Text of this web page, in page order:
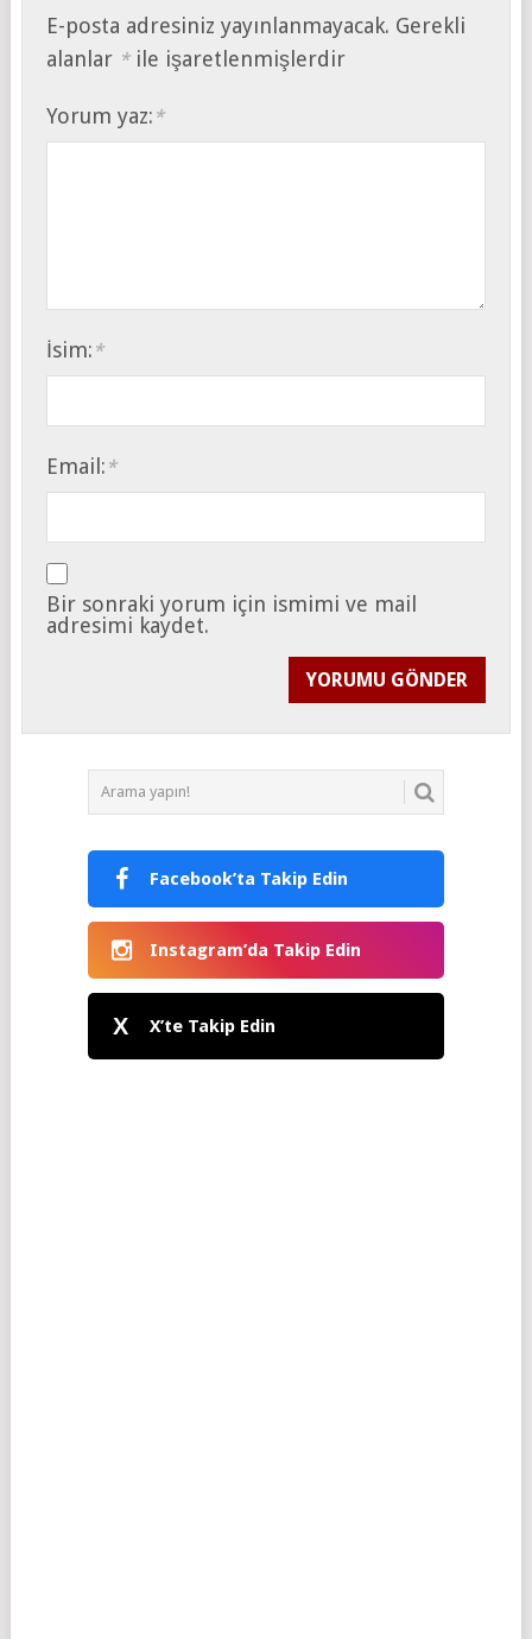
E-posta adresiniz yayınlanmayacak. Gerekli
alanlar *ile işaretlenmişlerdir
Yorum yaz: *
İsim: *
Email: *
Bir sonraki yorum için ismimi ve mail
adresimi kaydet.
Facebook’ta Takip Edin
Instagram’da Takip Edin
X X’te Takip Edin